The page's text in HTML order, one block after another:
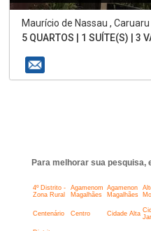
Maurício de Nassau , Caruaru
5 QUARTOS | 1 SUÍTE(S) | 3
Para melhorar sua pesquisa,
4º Distrito -
Zona Rural
Agamenom
Magalhães
Agamenon
Magalhães
Centenário Centro Cidade Alta